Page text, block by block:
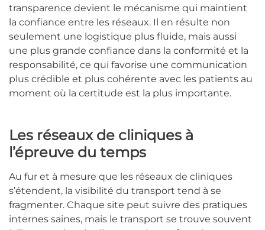
transparence devient le mécanisme qui maintient
la confiance entre les réseaux. Il en résulte non
seulement une logistique plus fluide, mais aussi
une plus grande confiance dans la conformité et la
responsabilité, ce qui favorise une communication
plus crédible et plus cohérente avec les patients au
moment où la certitude est la plus importante.
Les réseaux de cliniques à
l’épreuve du temps
Au fur et à mesure que les réseaux de cliniques
s’étendent, la visibilité du transport tend à se
fragmenter. Chaque site peut suivre des pratiques
internes saines, mais le transport se trouve souvent